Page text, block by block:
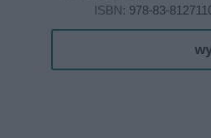
ISBN: 978-83-